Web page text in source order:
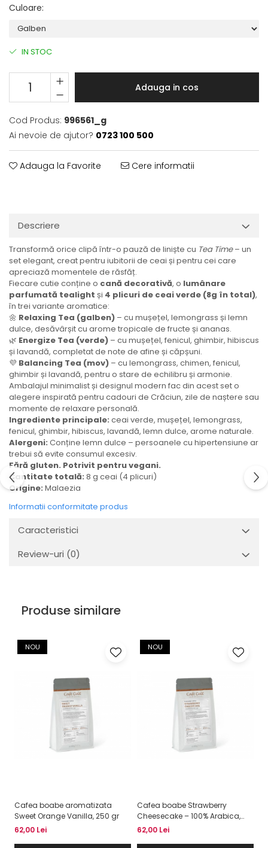
Culoare:
IN STOC
Adauga in cos
Cod Produs: 996561_g
Ai nevoie de ajutor? 0723 100 500
Adauga la Favorite Cere informatii
Descriere
Transformă orice clipă într-o pauză de liniște cu Tea Time– un
set elegant, creat pentru iubitorii de ceai și pentru cei care
apreciază momentele de răsfăț.
Fiecare cutie conține o cană decorativă, o lumânare
parfumată tealight și 4 plicuri de ceai verde (8g în total),
în trei variante aromatice:
🌼 Relaxing Tea (galben) – cu mușețel, lemongrass și lemn
dulce, desăvârșit cu arome tropicale de fructe și ananas.
🌿 Energize Tea (verde) – cu mușețel, fenicul, ghimbir, hibiscus
și lavandă, completat de note de afine și căpșuni.
💜 Balancing Tea (mov) – cu lemongrass, chimen, fenicul,
ghimbir și lavandă, pentru o stare de echilibru și armonie.
Ambalajul minimalist și designul modern fac din acest set o
alegere inspirată pentru cadouri de Crăciun, zile de naștere sau
momente de relaxare personală.
Ingrediente principale: ceai verde, mușețel, lemongrass,
fenicul, ghimbir, hibiscus, lavandă, lemn dulce, arome naturale.
Alergeni: Conține lemn dulce – persoanele cu hipertensiune ar
trebui să evite consumul excesiv.
Fără gluten. Potrivit pentru vegani.
Cantitate totală: 8 g ceai (4 plicuri)
Origine: Malaezia
Informatii conformitate produs
Caracteristici
Review-uri (0)
Produse similare
NOU
Cafea boabe aromatizata
Sweet Orange Vanilla, 250 gr
62,00 Lei
NOU
Cafea boabe Strawberry
Cheesecake – 100% Arabica,
250g, Cafe Cult
62,00 Lei